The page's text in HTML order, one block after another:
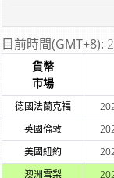
目前時間(GMT+8):
貨幣
市場
德國法蘭克福
英國倫敦
美國紐約
澳洲雪梨